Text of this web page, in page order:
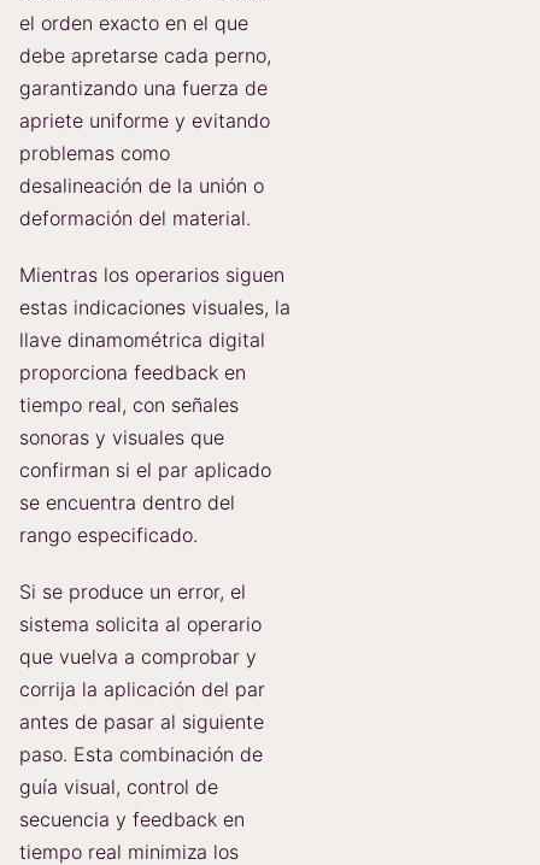
el orden exacto en el que
debe apretarse cada perno,
garantizando una fuerza de
apriete uniforme y evitando
problemas como
desalineación de la unión o
deformación del material.
Mientras los operarios siguen
estas indicaciones visuales, la
llave dinamométrica digital
proporciona feedback en
tiempo real, con señales
sonoras y visuales que
confirman si el par aplicado
se encuentra dentro del
rango especificado.
Si se produce un error, el
sistema solicita al operario
que vuelva a comprobar y
corrija la aplicación del par
antes de pasar al siguiente
paso. Esta combinación de
guía visual, control de
secuencia y feedback en
tiempo real minimiza los